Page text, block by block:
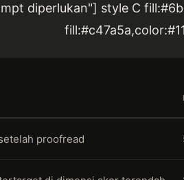
diperlukan"] style C
proofread